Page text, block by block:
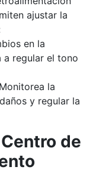
ajustar la
en la
a regular el tono
la
y regular la
de